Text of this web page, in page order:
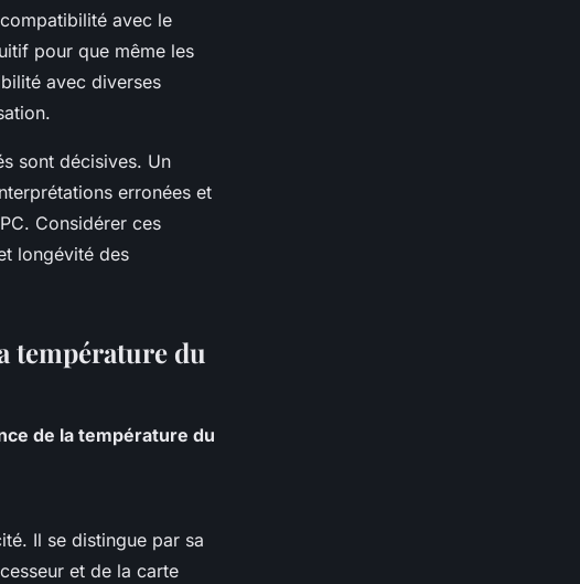
avec le
pour que même les
avec diverses
sont décisives. Un
erronées et
Considérer ces
longévité des
température du
de la température du
Il se distingue par sa
et de la carte